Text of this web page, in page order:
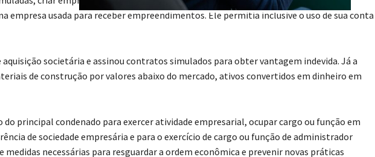
empresa usada para receber empreendimentos. Ele permitia inclusive o uso de sua conta
societária e assinou contratos simulados para obter vantagem indevida. Já a
de construção por valores abaixo do mercado, ativos convertidos em dinheiro em
principal condenado para exercer atividade empresarial, ocupar cargo ou função em
de sociedade empresária e para o exercício de cargo ou função de administrador
necessárias para resguardar a ordem econômica e prevenir novas práticas